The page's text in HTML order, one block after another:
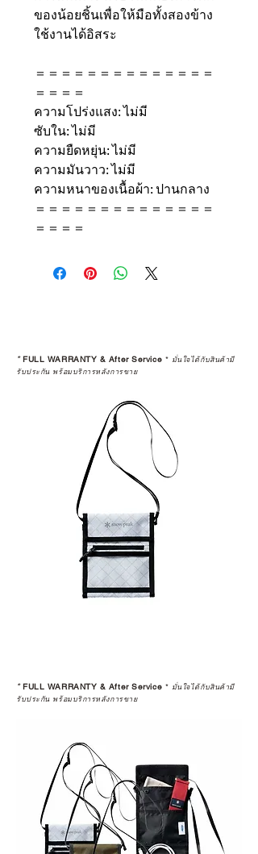
ของน้อยชิ้นเพื่อให้มือทั้งสองข้าง
ใช้งานได้อิสระ
＝＝＝＝＝＝＝＝＝＝＝＝＝＝
＝＝＝＝
ความโปร่งแสง: ไม่มี
ซับใน: ไม่มี
ความยืดหยุ่น: ไม่มี
ความมันวาว: ไม่มี
ความหนาของเนื้อผ้า: ปานกลาง
＝＝＝＝＝＝＝＝＝＝＝＝＝＝
＝＝＝＝
*FULL WARRANTY & After Service * มั่นใจได้กับสินค้ามี
รับประกัน พร้อมบริการหลังการขาย
*FULL WARRANTY & After Service * มั่นใจได้กับสินค้ามี
รับประกัน พร้อมบริการหลังการขาย